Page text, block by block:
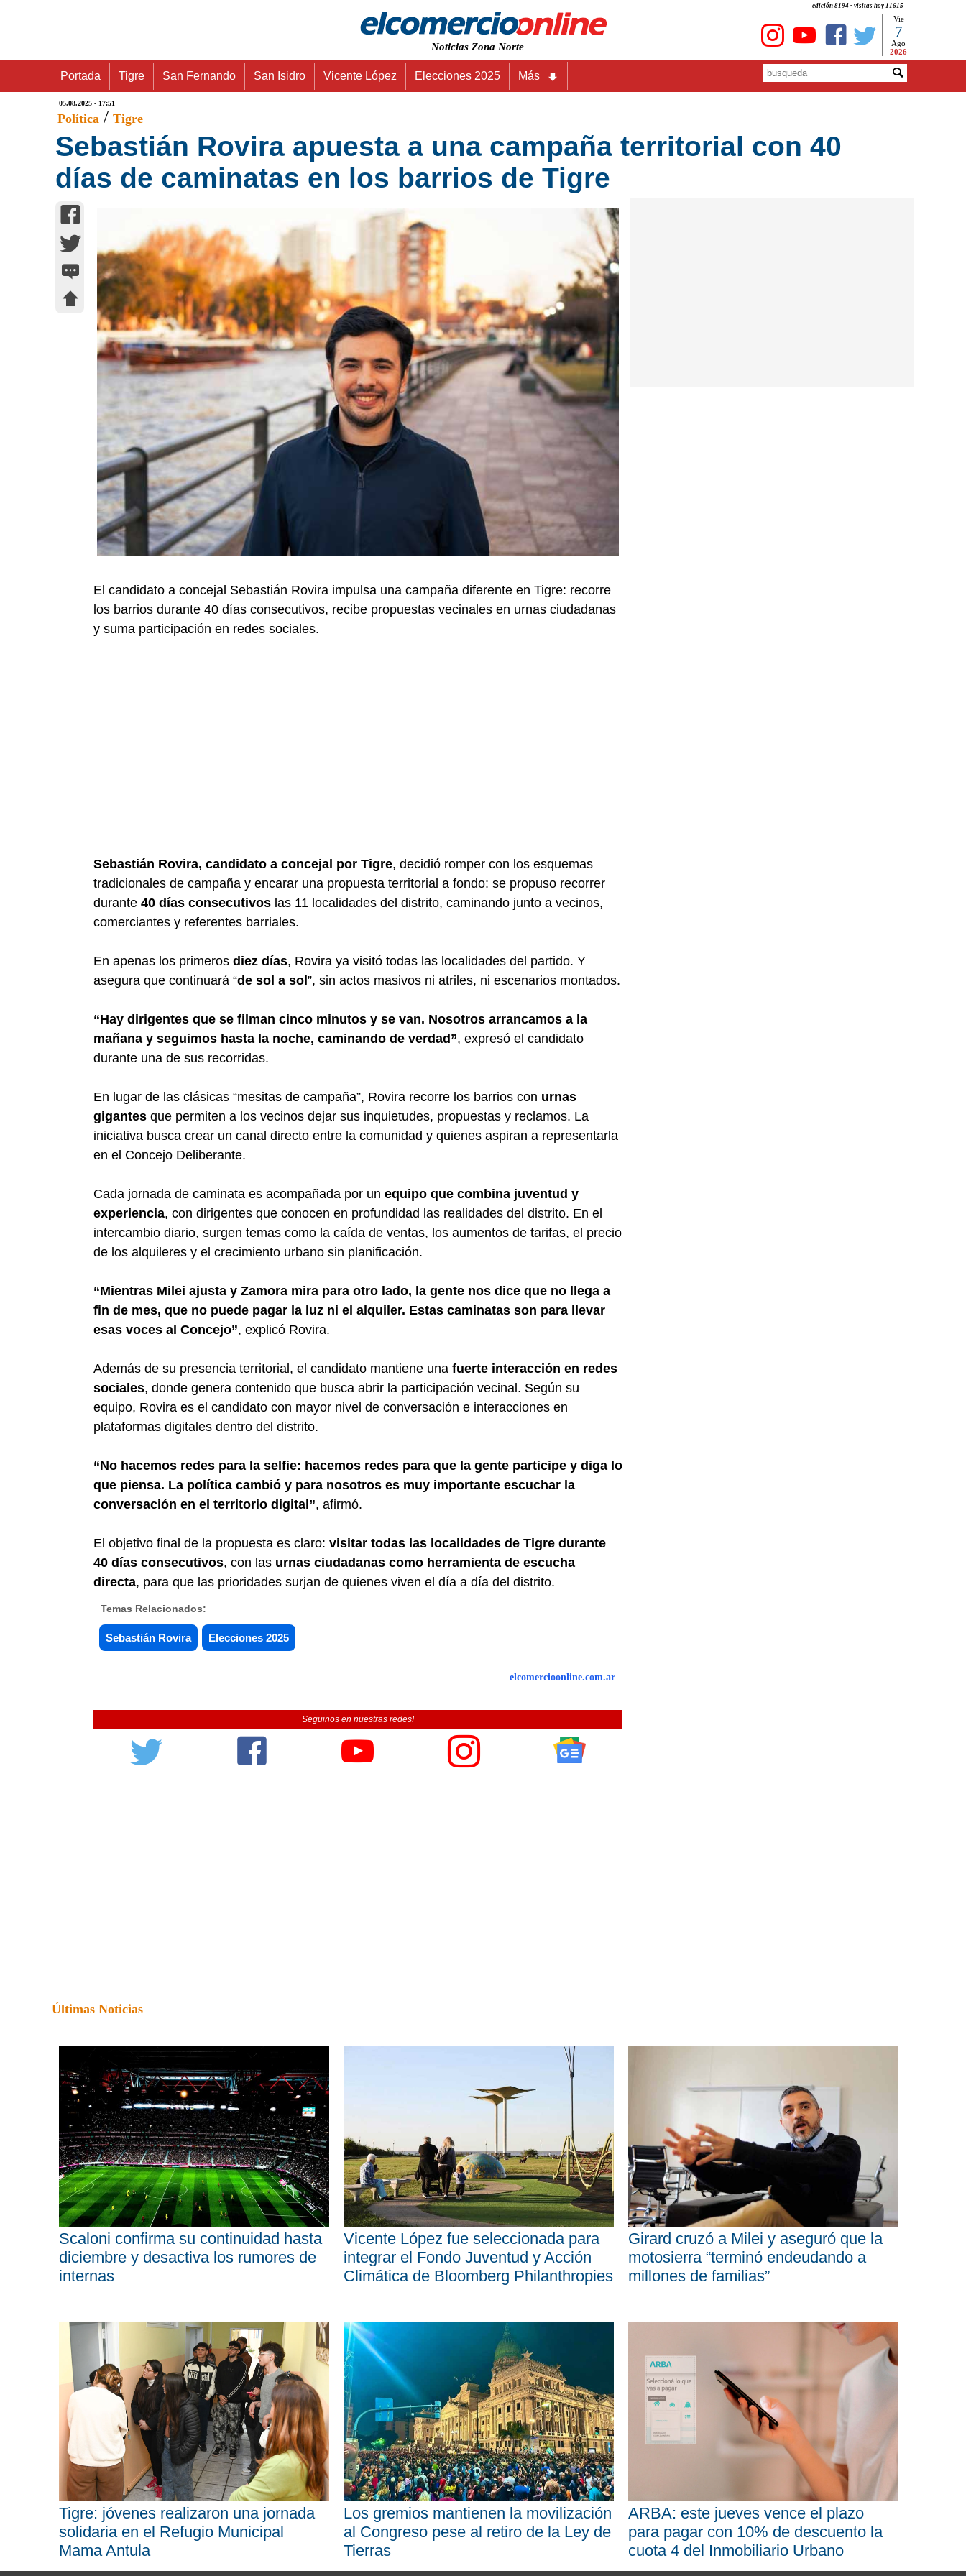
edición 8194 - visitas hoy 11615
Noticias Zona Norte
Vie
7
Ago
2026
Portada Tigre San Fernando San Isidro Vicente López Elecciones 2025 Más
05.08.2025 - 17:51
Política / Tigre
Sebastián Rovira apuesta a una campaña territorial con 40
días de caminatas en los barrios de Tigre
El candidato a concejal Sebastián Rovira impulsa una campaña diferente en Tigre: recorre
los barrios durante 40 días consecutivos, recibe propuestas vecinales en urnas ciudadanas
y suma participación en redes sociales.
Sebastián Rovira, candidato a concejal por Tigre, decidió romper con los esquemas
tradicionales de campaña y encarar una propuesta territorial a fondo: se propuso recorrer
durante 40 días consecutivos las 11 localidades del distrito, caminando junto a vecinos,
comerciantes y referentes barriales.
En apenas los primeros diez días, Rovira ya visitó todas las localidades del partido. Y
asegura que continuará “de sol a sol ”, sin actos masivos ni atriles, ni escenarios montados.
“Hay dirigentes que se filman cinco minutos y se van. Nosotros arrancamos a la
mañana y seguimos hasta la noche, caminando de verdad”, expresó el candidato
durante una de sus recorridas.
En lugar de las clásicas “mesitas de campaña”, Rovira recorre los barrios con urnas
gigantes que permiten a los vecinos dejar sus inquietudes, propuestas y reclamos. La
iniciativa busca crear un canal directo entre la comunidad y quienes aspiran a representarla
en el Concejo Deliberante.
Cada jornada de caminata es acompañada por un equipo que combina juventud y
experiencia, con dirigentes que conocen en profundidad las realidades del distrito. En el
intercambio diario, surgen temas como la caída de ventas, los aumentos de tarifas, el precio
de los alquileres y el crecimiento urbano sin planificación.
“Mientras Milei ajusta y Zamora mira para otro lado, la gente nos dice que no llega a
fin de mes, que no puede pagar la luz ni el alquiler. Estas caminatas son para llevar
esas voces al Concejo”, explicó Rovira.
Además de su presencia territorial, el candidato mantiene una fuerte interacción en redes
sociales, donde genera contenido que busca abrir la participación vecinal. Según su
equipo, Rovira es el candidato con mayor nivel de conversación e interacciones en
plataformas digitales dentro del distrito.
“No hacemos redes para la selfie: hacemos redes para que la gente participe y diga lo
que piensa. La política cambió y para nosotros es muy importante escuchar la
conversación en el territorio digital”, afirmó.
El objetivo final de la propuesta es claro: visitar todas las localidades de Tigre durante
40 días consecutivos, con las urnas ciudadanas como herramienta de escucha
directa, para que las prioridades surjan de quienes viven el día a día del distrito.
Temas Relacionados:
Sebastián Rovira Elecciones 2025
elcomercioonline.com.ar
Seguinos en nuestras redes!
Últimas Noticias
Scaloni confirma su continuidad hasta
diciembre y desactiva los rumores de
internas
Vicente López fue seleccionada para
integrar el Fondo Juventud y Acción
Climática de Bloomberg Philanthropies
Girard cruzó a Milei y aseguró que la
motosierra “terminó endeudando a
millones de familias”
Tigre: jóvenes realizaron una jornada
solidaria en el Refugio Municipal
Mama Antula
Los gremios mantienen la movilización
al Congreso pese al retiro de la Ley de
Tierras
ARBA: este jueves vence el plazo
para pagar con 10% de descuento la
cuota 4 del Inmobiliario Urbano